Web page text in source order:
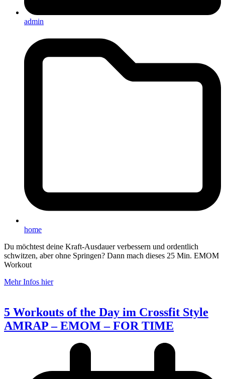
admin
home
Du möchtest deine Kraft-Ausdauer verbessern und ordentlich
schwitzen, aber ohne Springen? Dann mach dieses 25 Min. EMOM
Workout
Mehr Infos hier
5 Workouts of the Day im Crossfit Style
AMRAP – EMOM – FOR TIME